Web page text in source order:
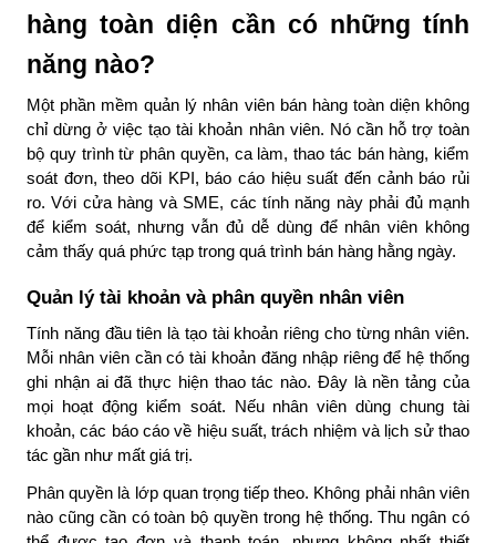
hàng toàn diện cần có những tính
năng nào?
Một phần mềm quản lý nhân viên bán hàng toàn diện không
chỉ dừng ở việc tạo tài khoản nhân viên. Nó cần hỗ trợ toàn
bộ quy trình từ phân quyền, ca làm, thao tác bán hàng, kiểm
soát đơn, theo dõi KPI, báo cáo hiệu suất đến cảnh báo rủi
ro. Với cửa hàng và SME, các tính năng này phải đủ mạnh
để kiểm soát, nhưng vẫn đủ dễ dùng để nhân viên không
cảm thấy quá phức tạp trong quá trình bán hàng hằng ngày.
Quản lý tài khoản và phân quyền nhân viên
Tính năng đầu tiên là tạo tài khoản riêng cho từng nhân viên.
Mỗi nhân viên cần có tài khoản đăng nhập riêng để hệ thống
ghi nhận ai đã thực hiện thao tác nào. Đây là nền tảng của
mọi hoạt động kiểm soát. Nếu nhân viên dùng chung tài
khoản, các báo cáo về hiệu suất, trách nhiệm và lịch sử thao
tác gần như mất giá trị.
Phân quyền là lớp quan trọng tiếp theo. Không phải nhân viên
nào cũng cần có toàn bộ quyền trong hệ thống. Thu ngân có